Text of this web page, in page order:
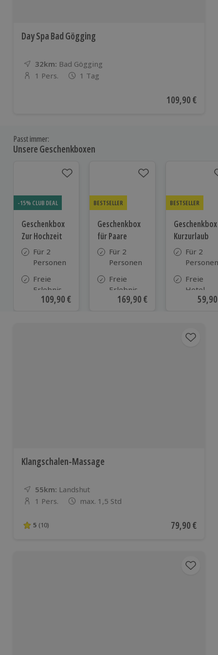
Day Spa Bad Gögging
32km: Entfernung
Standort
Bad Gögging
Anzahl der Teilnehmer
1 Pers. 1 Tag
Aktueller Preis
109,90 €
Passt immer:
Unsere Geschenkboxen
-15% CLUB DEAL
Geschenkbox
Zur Hochzeit
Für 2
Personen
Freie
Erlebnis-
Auswahl
Aktueller Preis
109,90 €
BESTSELLER
Geschenkbox
für Paare
Für 2
Personen
Freie
Erlebnis-
Auswahl
Aktueller Preis
169,90 €
BESTSELLER
Geschenkbox
Kurzurlaub
Für 2
Personen
Freie
Hotel-
Auswahl
Klangschalen-Massage
55km: Entfernung
Standort
Landshut
Anzahl der Teilnehmer
1 Pers. max. 1,5 Std
5 von 5 Sternen basierend auf 10 Bewertungen
5 (10) Aktueller
79,90 €